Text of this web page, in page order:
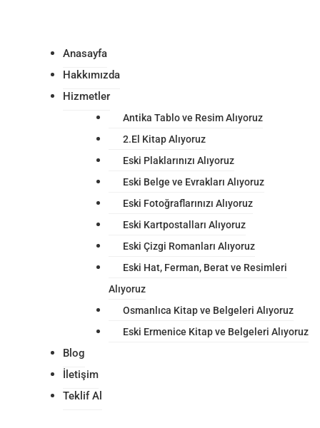
Anasayfa
Hakkımızda
Hizmetler
Antika Tablo ve Resim Alıyoruz
2.El Kitap Alıyoruz
Eski Plaklarınızı Alıyoruz
Eski Belge ve Evrakları Alıyoruz
Eski Fotoğraflarınızı Alıyoruz
Eski Kartpostalları Alıyoruz
Eski Çizgi Romanları Alıyoruz
Eski Hat, Ferman, Berat ve Resimleri
Alıyoruz
Osmanlıca Kitap ve Belgeleri Alıyoruz
Eski Ermenice Kitap ve Belgeleri Alıyoruz
Blog
İletişim
Teklif Al